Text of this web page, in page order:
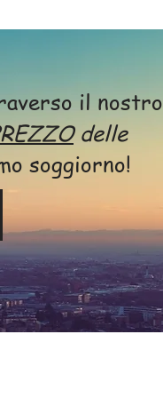
il nostro
delle
soggiorno!